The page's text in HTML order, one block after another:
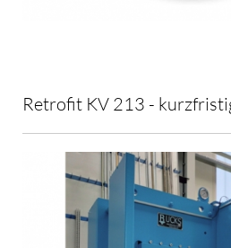
Retrofit KV 213 -